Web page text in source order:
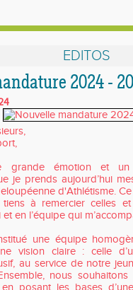
EDITOS
2024 -
grande émotion et
je prends aujourd’hui
d'Athlétisme. Ce
tiens à remercier celles
en l’équipe qui
une équipe
vision claire : celle
au service de notre
nous
posant les bases